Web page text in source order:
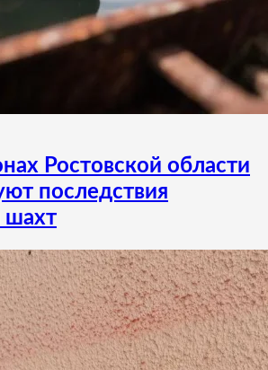
Ростовской области
последствия
шахт